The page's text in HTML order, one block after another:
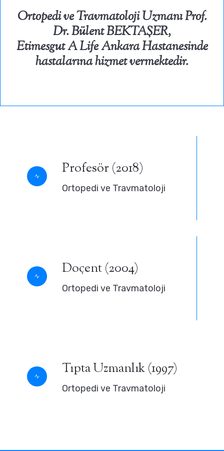
Ortopedi ve Travmatoloji Uzmanı Prof.
Dr. Bülent BEKTAŞER,
Etimesgut A Life Ankara Hastanesinde
hastalarına hizmet vermektedir.
Profesör (2018)
Ortopedi ve Travmatoloji
Doçent (2004)
Ortopedi ve Travmatoloji
Tıpta Uzmanlık (1997)
Ortopedi ve Travmatoloji